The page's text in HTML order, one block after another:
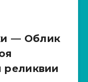
— Облик